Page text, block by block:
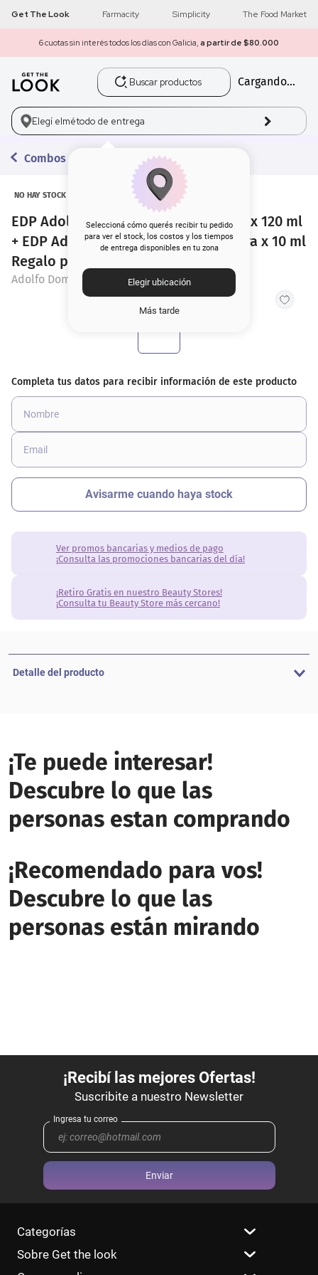
Get The Look Farmacity Simplicity The Food Market
6 cuotas sin interés todos los días con Galicia, a partir de $80.000
Buscar productos
Cargando...
Elegí elmétodo de entrega
Seleccioná cómo querés recibir tu pedido
para ver el stock, los costos y los tiempos
de entrega disponibles en tu zona
Elegir ubicación
Más tarde
Combos con Regalo
NO HAY STOCK
EDP Adolfo Domínguez Vetiver Terra x 120 ml
+ EDP Adolfo Domínguez Vetiver Terra x 10 ml
Regalo por Compra
Adolfo Dominguez
Ver promos bancarias y medios de pago
¡Consulta las promociones bancarias del día!
¡Retiro Gratis en nuestro Beauty Stores!
¡Consulta tu Beauty Store más cercano!
Detalle del producto
¡Te puede interesar!
Descubre lo que las
personas estan comprando
¡Recomendado para vos!
Descubre lo que las
personas están mirando
Enviar
Categorías
Sobre Get the look
1 get the look
2 máscara pestañas
3.
5. corrector
rubor
contorno